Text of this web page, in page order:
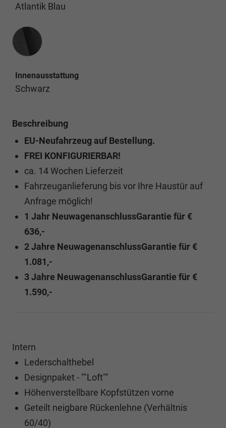
Atlantik Blau
Innenausstattung
Innenausstattung
Schwarz
Beschreibung
EU-Neufahrzeug auf Bestellung.
FREI KONFIGURIERBAR!
ca. 14 Wochen Lieferzeit
Fahrzeuganlieferung bis vor Ihre Haustür auf
Anfrage möglich!
1 Jahr NeuwagenanschlussGarantie für €
636,-
2 Jahre NeuwagenanschlussGarantie für €
1.081,-
3 Jahre NeuwagenanschlussGarantie für €
1.590,-
Intern
Lederschalthebel
Designpaket - ""Loft""
Höhenverstellbare Kopfstützen vorne
Geteilt neigbare Rückenlehne (Verhältnis
60/40)